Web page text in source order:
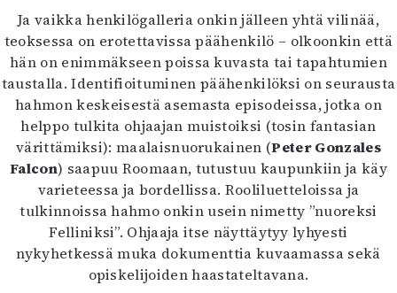
Ja vaikka henkilögalleria onkin jälleen yhtä vilinää,
teoksessa on erotettavissa päähenkilö – olkoonkin että
hän on enimmäkseen poissa kuvasta tai tapahtumien
taustalla. Identifioituminen päähenkilöksi on seurausta
hahmon keskeisestä asemasta episodeissa, jotka on
helppo tulkita ohjaajan muistoiksi (tosin fantasian
värittämiksi): maalaisnuorukainen (Peter Gonzales
Falcon) saapuu Roomaan, tutustuu kaupunkiin ja käy
varieteessa ja bordellissa. Rooliluetteloissa ja
tulkinnoissa hahmo onkin usein nimetty ”nuoreksi
Felliniksi”. Ohjaaja itse näyttäytyy lyhyesti
nykyhetkessä muka dokumenttia kuvaamassa sekä
opiskelijoiden haastateltavana.